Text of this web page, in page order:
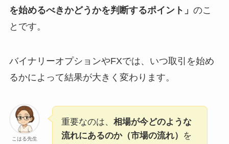
を始めるべきかどうかを判断するポイント」 のこ
とです。
バイナリーオプションやFXでは、いつ取引を始め
るかによって結果が大きく変わります。
こはる先生
重要なのは、 相場が今どのような
流れにあるのか（市場の流れ）
を